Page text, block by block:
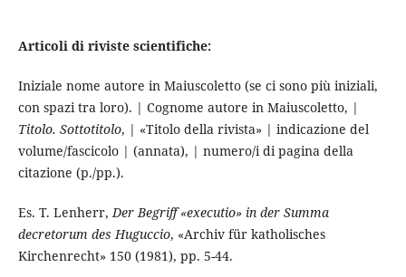
Articoli di riviste scientifiche:
Iniziale nome autore in Maiuscoletto (se ci sono più iniziali,
con spazi tra loro). | Cognome autore in Maiuscoletto, |
Titolo. Sottotitolo, | «Titolo della rivista» | indicazione del
volume/fascicolo | (annata), | numero/i di pagina della
citazione (p./pp.).
Es. T. Lenherr, Der Begriff «executio» in der Summa
decretorum des Huguccio, «Archiv für katholisches
Kirchenrecht» 150 (1981), pp. 5-44.